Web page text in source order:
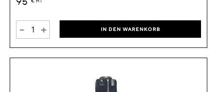
- + IN DEN WARENKORB